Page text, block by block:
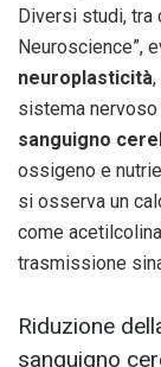
Diversi studi, tra
Neuroscience”,
neuroplasticità
sistema
sanguigno
ossigeno e
si osserva un
come
trasmissione
Riduzione
sanguigno